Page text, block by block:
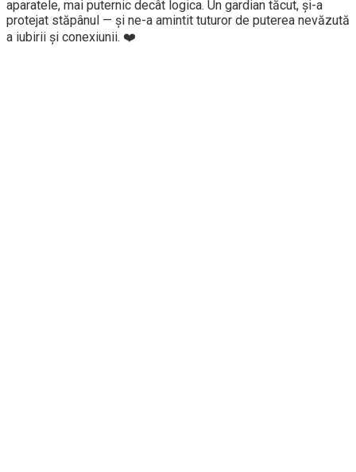
aparatele, mai puternic decât logica. Un gardian tăcut, și-a
protejat stăpânul — și ne-a amintit tuturor de puterea nevăzută
a iubirii și conexiunii. ❤️